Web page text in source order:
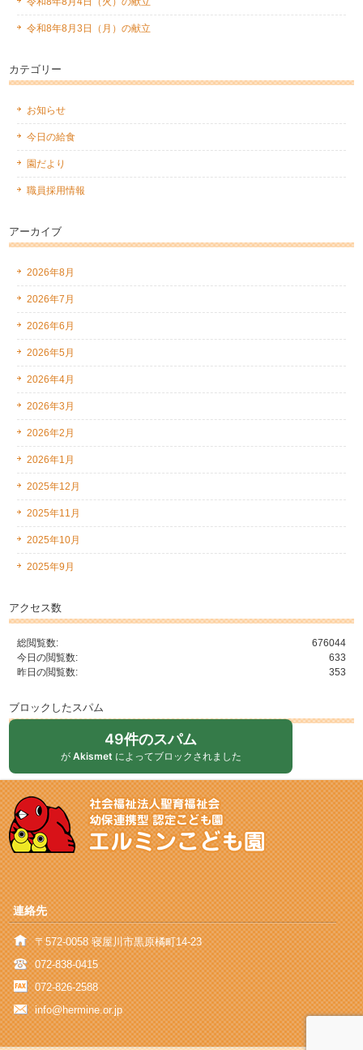
令和8年8月3日（月）の献立
カテゴリー
お知らせ
今日の給食
園だより
職員採用情報
アーカイブ
2026年8月
2026年7月
2026年6月
2026年5月
2026年4月
2026年3月
2026年2月
2026年1月
2025年12月
2025年11月
2025年10月
2025年9月
アクセス数
676044
総閲覧数:
633
今日の閲覧数:
353
昨日の閲覧数:
ブロックしたスパム
49件のスパム
が Akismet によってブロックされました
連絡先
〒572-0058 寝屋川市黒原橘町14-23
072-838-0415
072-826-2588
info@hermine.or.jp